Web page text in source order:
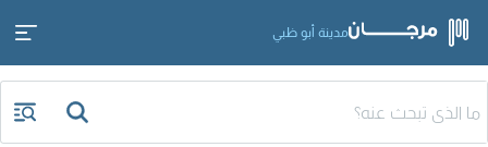
مدينة أبو ظبي